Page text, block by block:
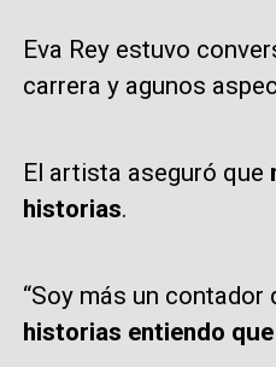
Eva Rey estuvo
carrera y agunos
El artista aseguró que
historias.
“Soy más un
historias entiendo